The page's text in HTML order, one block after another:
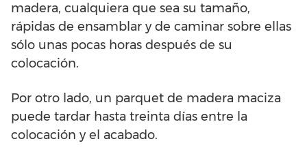
madera, cualquiera que sea su tamaño,
rápidas de ensamblar y de caminar sobre ellas
sólo unas pocas horas después de su
colocación.
Por otro lado, un parquet de madera maciza
puede tardar hasta treinta días entre la
colocación y el acabado.